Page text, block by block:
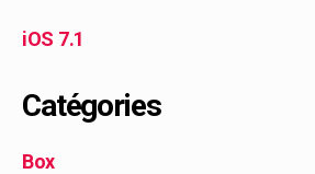
iOS 7.1
Catégories
Box